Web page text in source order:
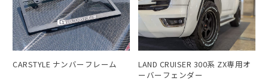
CARSTYLE ナンバーフレーム
LAND CRUISER 300系 ZX専用オ
ーバーフェンダー